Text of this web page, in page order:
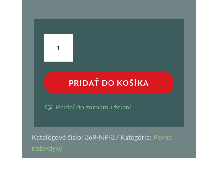
Dýka
Mikov
TAIGA
PRIDAŤ DO KOŠÍKA
Pridať do zoznamu želaní
Katalógové číslo: 369-NP-3 Kategória: Pevné
nože-dýky